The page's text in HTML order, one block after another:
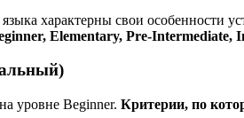
характерны свои особенности
Elementary, Pre-Intermediate,
уровне Beginner. Критерии, по